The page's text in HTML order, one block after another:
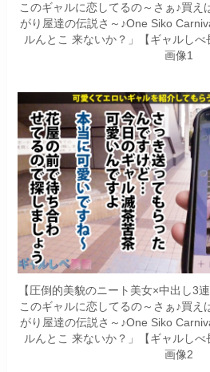
このギャルに恋してるの～さぁ♪買え
がり屋達の伝説さ～♪One Siko
ルんとこ 来ないか？」【ギャルしべ
画像1
【圧倒的美貌のニート美女×中出し3
このギャルに恋してるの～さぁ♪買え
がり屋達の伝説さ～♪One Siko
ルんとこ 来ないか？」【ギャルしべ
画像2